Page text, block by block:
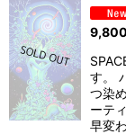
9,800
す。
つ染
ーテ
早変